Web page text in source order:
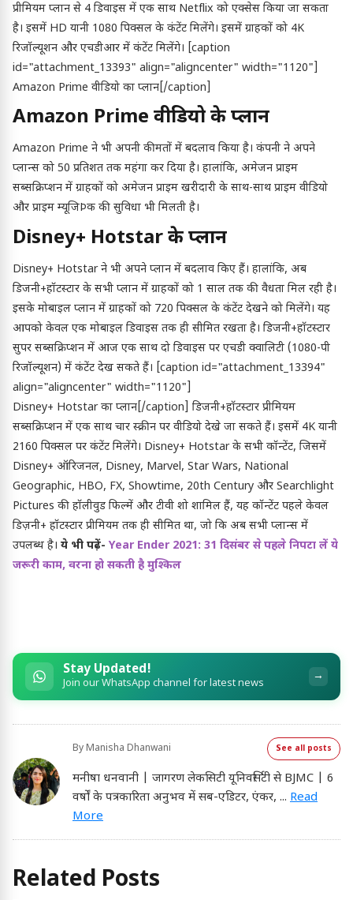
प्रीमियम प्लान से 4 डिवाइस में एक साथ Netflix को एक्सेस किया जा सकता
है। इसमें HD यानी 1080 पिक्सल के कंटेंट मिलेंगे। इसमें ग्राहकों को 4K
रिजॉल्यूशन और एचडीआर में कंटेंट मिलेंगे। [caption
id="attachment_13393" align="aligncenter" width="1120"]
Amazon Prime वीडियो का प्लान[/caption]
Amazon Prime वीडियो के प्लान
Amazon Prime ने भी अपनी कीमतों में बदलाव किया है। कंपनी ने अपने
प्लान्स को 50 प्रतिशत तक महंगा कर दिया है। हालांकि, अमेजन प्राइम
सब्सक्रिप्शन में ग्राहकों को अमेजन प्राइम खरीदारी के साथ-साथ प्राइम वीडियो
और प्राइम म्यूजिÞक की सुविधा भी मिलती है।
Disney+ Hotstar के प्लान
Disney+ Hotstar ने भी अपने प्लान में बदलाव किए हैं। हालांकि, अब
डिजनी+हॉटस्टार के सभी प्लान में ग्राहकों को 1 साल तक की वैधता मिल रही है।
इसके मोबाइल प्लान में ग्राहकों को 720 पिक्सल के कंटेंट देखने को मिलेंगे। यह
आपको केवल एक मोबाइल डिवाइस तक ही सीमित रखता है। डिजनी+हॉटस्टार
सुपर सब्सक्रिप्शन में आज एक साथ दो डिवाइस पर एचडी क्वालिटी (1080-पी
रिजॉल्यूशन) में कंटेंट देख सकते हैं। [caption id="attachment_13394"
align="aligncenter" width="1120"]
Disney+ Hotstar का प्लान[/caption] डिजनी+हॉटस्टार प्रीमियम
सब्सक्रिप्शन में एक साथ चार स्क्रीन पर वीडियो देखे जा सकते हैं। इसमें 4K यानी
2160 पिक्सल पर कंटेंट मिलेंगे। Disney+ Hotstar के सभी कॉन्टेंट, जिसमें
Disney+ ऑरिजनल, Disney, Marvel, Star Wars, National
Geographic, HBO, FX, Showtime, 20th Century और Searchlight
Pictures की हॉलीवुड फिल्में और टीवी शो शामिल हैं, यह कॉन्टेंट पहले केवल
डिज़नी+ हॉटस्टार प्रीमियम तक ही सीमित था, जो कि अब सभी प्लान्स में
उपलब्ध है। ये भी पढ़ें- Year Ender 2021: 31 दिसंबर से पहले निपटा लें ये
जरूरी काम, वरना हो सकती है मुश्किल
Stay Updated!
Join our WhatsApp channel for latest news →
By Manisha Dhanwani See all posts
मनीषा धनवानी | जागरण लेकसिटी यूनिवर्सिटी से BJMC | 6
वर्षों के पत्रकारिता अनुभव में सब-एडिटर, एंकर, ... Read
More
Related Posts